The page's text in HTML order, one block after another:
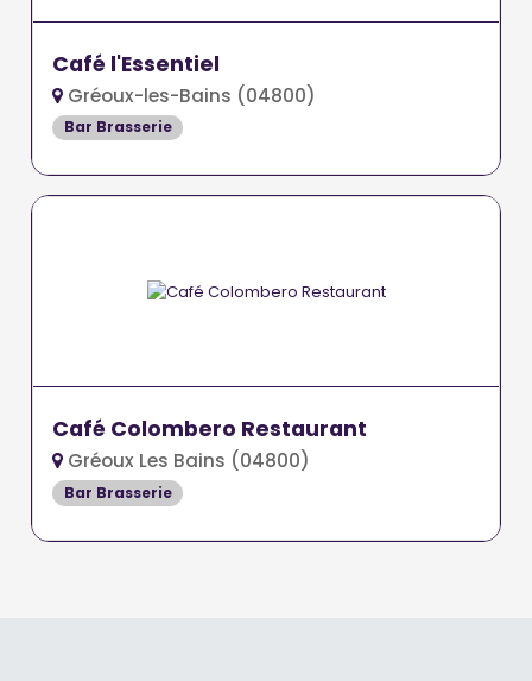
Café l'Essentiel
Gréoux-les-Bains (04800)
Bar Brasserie
Café Colombero Restaurant
Gréoux Les Bains (04800)
Bar Brasserie